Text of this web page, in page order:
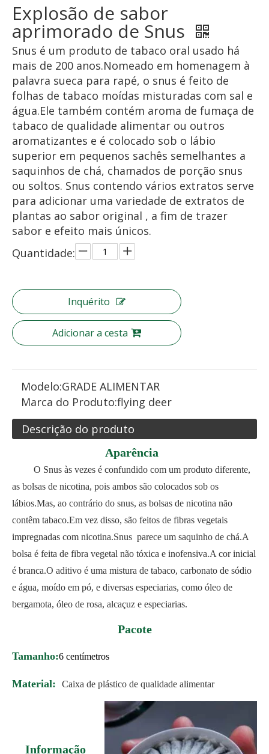
Explosão de sabor
aprimorado de Snus
Snus é um produto de tabaco oral usado há
mais de 200 anos.Nomeado em homenagem à
palavra sueca para rapé, o snus é feito de
folhas de tabaco moídas misturadas com sal e
água.Ele também contém aroma de fumaça de
tabaco de qualidade alimentar ou outros
aromatizantes e é colocado sob o lábio
superior em pequenos sachês semelhantes a
saquinhos de chá, chamados de porção snus
ou soltos. Snus contendo vários extratos serve
para adicionar uma variedade de extratos de
plantas ao sabor original , a fim de trazer
sabor e efeito mais únicos.
Quantidade:
Inquérito
Adicionar a cesta
Modelo:GRADE ALIMENTAR
Marca do Produto:flying deer
Descrição do produto
Aparência
O Snus às vezes é confundido com um produto diferente,
as bolsas de nicotina, pois ambos são colocados sob os
lábios.Mas, ao contrário do snus, as bolsas de nicotina não
contêm tabaco.Em vez disso, são feitos de fibras vegetais
impregnadas com nicotina.Snus parece um saquinho de chá.A
bolsa é feita de fibra vegetal não tóxica e inofensiva.A cor inicial
é branca.O aditivo é uma mistura de tabaco, carbonato de sódio
e água, moído em pó, e diversas especiarias, como óleo de
bergamota, óleo de rosa, alcaçuz e especiarias.
Pacote
Tamanho:6 centímetros
Material: Caixa de plástico de qualidade alimentar
Informação